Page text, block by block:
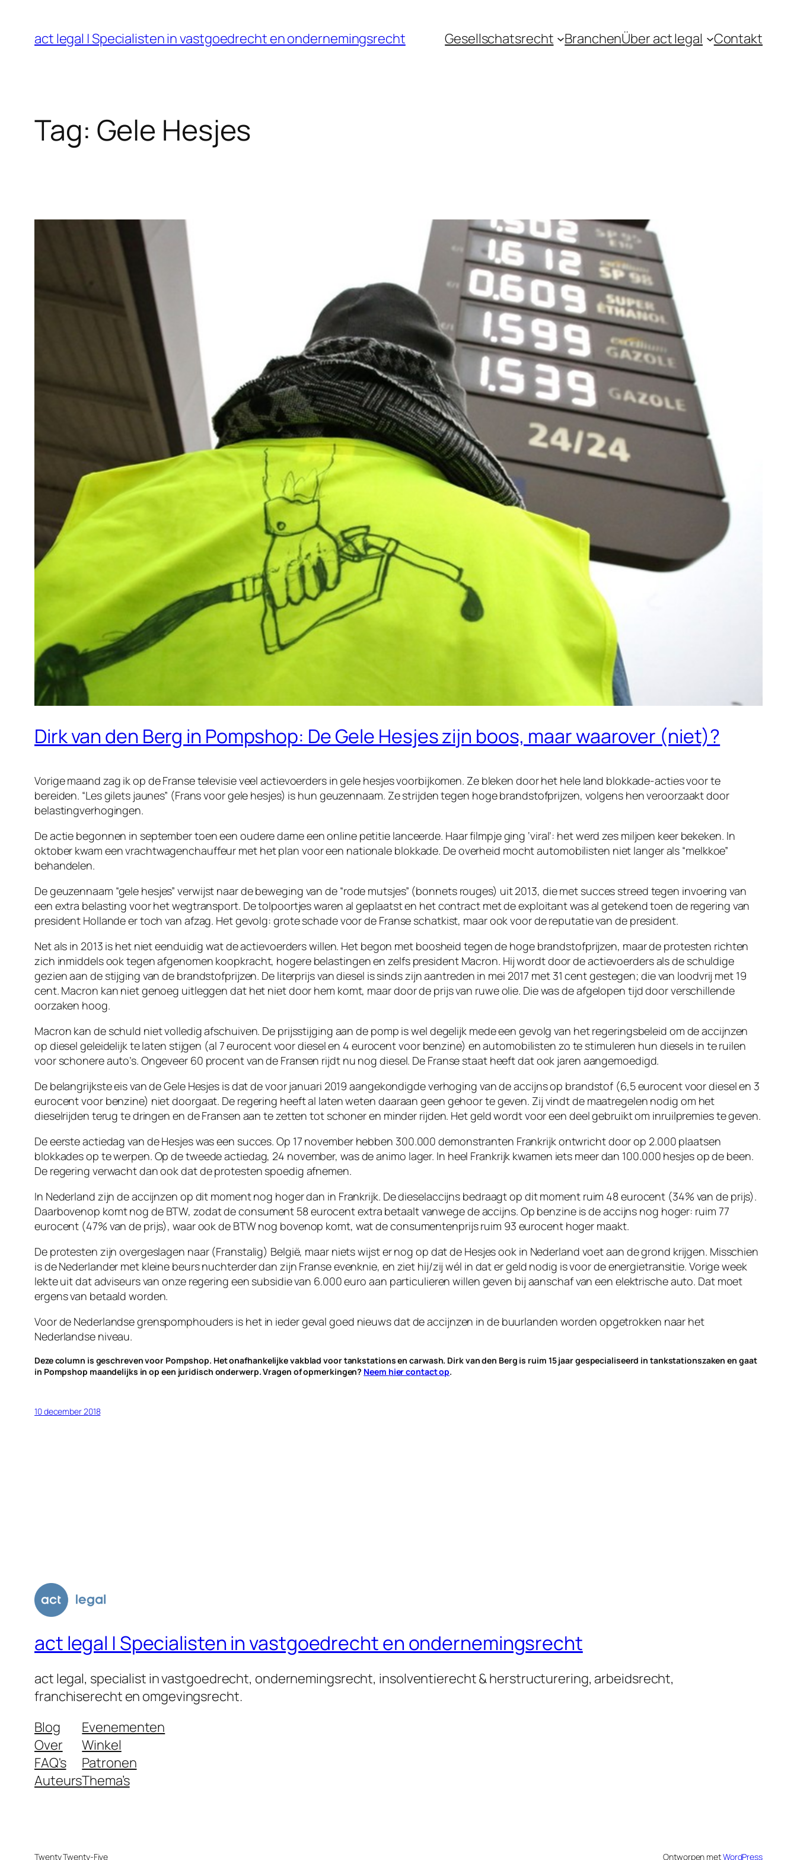
act legal | Specialisten in vastgoedrecht en ondernemingsrecht Gesellschatsrecht BranchenÜber act legal Contakt
Tag: Gele Hesjes
Dirk van den Berg in Pompshop: De Gele Hesjes zijn boos, maar waarover (niet)?
Vorige maand zag ik op de Franse televisie veel actievoerders in gele hesjes voorbijkomen. Ze bleken door het hele land blokkade-acties voor te
bereiden. “Les gilets jaunes” (Frans voor gele hesjes) is hun geuzennaam. Ze strijden tegen hoge brandstofprijzen, volgens hen veroorzaakt door
belastingverhogingen.
De actie begonnen in september toen een oudere dame een online petitie lanceerde. Haar filmpje ging ‘viral’: het werd zes miljoen keer bekeken. In
oktober kwam een vrachtwagenchauffeur met het plan voor een nationale blokkade. De overheid mocht automobilisten niet langer als “melkkoe”
behandelen.
De geuzennaam “gele hesjes” verwijst naar de beweging van de “rode mutsjes” (bonnets rouges) uit 2013, die met succes streed tegen invoering van
een extra belasting voor het wegtransport. De tolpoortjes waren al geplaatst en het contract met de exploitant was al getekend toen de regering van
president Hollande er toch van afzag. Het gevolg: grote schade voor de Franse schatkist, maar ook voor de reputatie van de president.
Net als in 2013 is het niet eenduidig wat de actievoerders willen. Het begon met boosheid tegen de hoge brandstofprijzen, maar de protesten richten
zich inmiddels ook tegen afgenomen koopkracht, hogere belastingen en zelfs president Macron. Hij wordt door de actievoerders als de schuldige
gezien aan de stijging van de brandstofprijzen. De literprijs van diesel is sinds zijn aantreden in mei 2017 met 31 cent gestegen; die van loodvrij met 19
cent. Macron kan niet genoeg uitleggen dat het niet door hem komt, maar door de prijs van ruwe olie. Die was de afgelopen tijd door verschillende
oorzaken hoog.
Macron kan de schuld niet volledig afschuiven. De prijsstijging aan de pomp is wel degelijk mede een gevolg van het regeringsbeleid om de accijnzen
op diesel geleidelijk te laten stijgen (al 7 eurocent voor diesel en 4 eurocent voor benzine) en automobilisten zo te stimuleren hun diesels in te ruilen
voor schonere auto’s. Ongeveer 60 procent van de Fransen rijdt nu nog diesel. De Franse staat heeft dat ook jaren aangemoedigd.
De belangrijkste eis van de Gele Hesjes is dat de voor januari 2019 aangekondigde verhoging van de accijns op brandstof (6,5 eurocent voor diesel en 3
eurocent voor benzine) niet doorgaat. De regering heeft al laten weten daaraan geen gehoor te geven. Zij vindt de maatregelen nodig om het
dieselrijden terug te dringen en de Fransen aan te zetten tot schoner en minder rijden. Het geld wordt voor een deel gebruikt om inruilpremies te geven.
De eerste actiedag van de Hesjes was een succes. Op 17 november hebben 300.000 demonstranten Frankrijk ontwricht door op 2.000 plaatsen
blokkades op te werpen. Op de tweede actiedag, 24 november, was de animo lager. In heel Frankrijk kwamen iets meer dan 100.000 hesjes op de been.
De regering verwacht dan ook dat de protesten spoedig afnemen.
In Nederland zijn de accijnzen op dit moment nog hoger dan in Frankrijk. De dieselaccijns bedraagt op dit moment ruim 48 eurocent (34% van de prijs).
Daarbovenop komt nog de BTW, zodat de consument 58 eurocent extra betaalt vanwege de accijns. Op benzine is de accijns nog hoger: ruim 77
eurocent (47% van de prijs), waar ook de BTW nog bovenop komt, wat de consumentenprijs ruim 93 eurocent hoger maakt.
De protesten zijn overgeslagen naar (Franstalig) België, maar niets wijst er nog op dat de Hesjes ook in Nederland voet aan de grond krijgen. Misschien
is de Nederlander met kleine beurs nuchterder dan zijn Franse evenknie, en ziet hij/zij wél in dat er geld nodig is voor de energietransitie. Vorige week
lekte uit dat adviseurs van onze regering een subsidie van 6.000 euro aan particulieren willen geven bij aanschaf van een elektrische auto. Dat moet
ergens van betaald worden.
Voor de Nederlandse grenspomphouders is het in ieder geval goed nieuws dat de accijnzen in de buurlanden worden opgetrokken naar het
Nederlandse niveau.
Deze column is geschreven voor Pompshop. Het onafhankelijke vakblad voor tankstations en carwash. Dirk van den Berg is ruim 15 jaar gespecialiseerd in tankstationszaken en gaat
in Pompshop maandelijks in op een juridisch onderwerp. Vragen of opmerkingen? Neem hier contact op.
10 december 2018
act legal | Specialisten in vastgoedrecht en ondernemingsrecht
act legal, specialist in vastgoedrecht, ondernemingsrecht, insolventierecht & herstructurering, arbeidsrecht,
franchiserecht en omgevingsrecht.
Blog
Over
FAQ's
Auteurs
Evenementen
Winkel
Patronen
Thema’s
Twenty Twenty-Five Ontworpen metWordPress